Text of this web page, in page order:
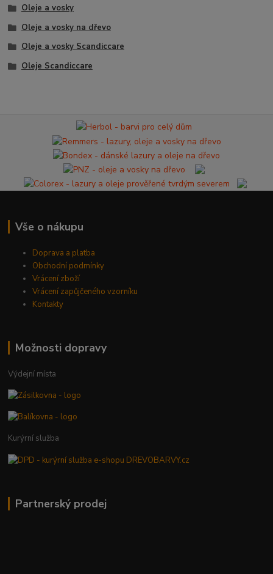
Oleje a vosky
Oleje a vosky na dřevo
Oleje a vosky Scandiccare
Oleje Scandiccare
Vše o nákupu
Doprava a platba
Obchodní podmínky
Vrácení zboží
Vrácení zapůjčeného vzorníku
Kontakty
Možnosti dopravy
Výdejní místa
Kurýrní služba
Partnerský prodej